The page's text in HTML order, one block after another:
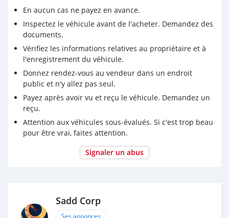
En aucun cas ne payez en avance.
Inspectez le véhicule avant de l'acheter. Demandez des
documents.
Vérifiez les informations relatives au propriétaire et à
l'enregistrement du véhicule.
Donnez rendez-vous au vendeur dans un endroit
public et n'y allez pas seul.
Payez après avoir vu et reçu le véhicule. Demandez un
reçu.
Attention aux véhicules sous-évalués. Si c'est trop beau
pour être vrai, faites attention.
Signaler un abus
Sadd Corp
Ses annonces